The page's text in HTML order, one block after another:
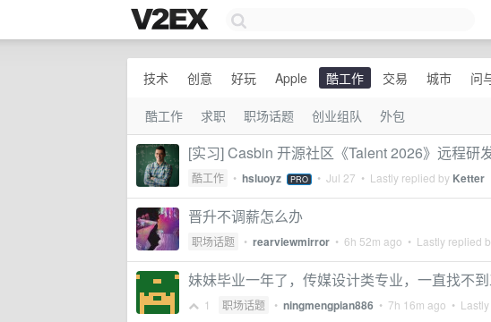
技术 创意 好玩 Apple 酷工作 交易 城市 问
酷工作 求职 职场话题 创业组队 外包
[实习] Casbin 开源社区《Talent 2026》远程研
酷工作 • hsluoyz PRO • Jul 27 • Lastly replied by Ketter
晋升不调薪怎么办
职场话题 • rearviewmirror • 6h 52m ago • Lastly replied
妹妹毕业一年了，传媒设计类专业，一直找不
1 职场话题 • ningmengpian886 • 7h 16m ago •